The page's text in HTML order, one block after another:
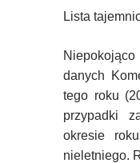
Lista
danych
tego roku
przypadki
okresie
nieletniego.